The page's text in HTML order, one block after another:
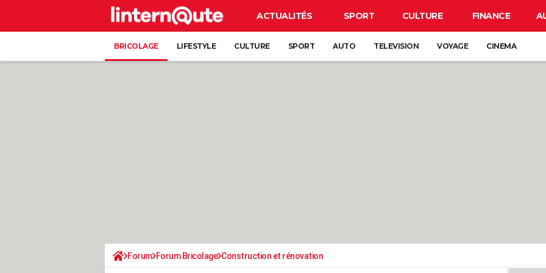
ACTUALITÉS SPORT CULTURE FINANCE
BRICOLAGE LIFESTYLE CULTURE SPORT AUTO TELEVISION VOYAGE CINEMA
Forum Forum Bricolage Construction et rénovation